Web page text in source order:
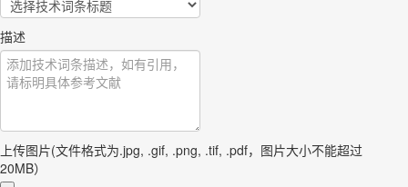
描述
上传图片(文件格式为.jpg, .gif, .png, .tif, .pdf，图片大小不能超过
20MB）